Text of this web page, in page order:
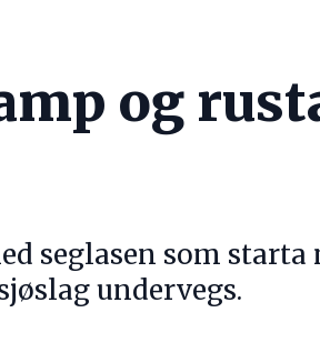
og
seglasen som
undervegs.